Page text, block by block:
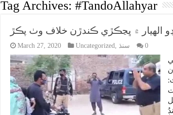
Tag Archives: #TandoAllahyar
الهيار ۾ ڀڃڪڙي ڪندڙن خلاف وٺ پڪڙ
March 27, 2020 Uncategorized, سنڌ 0